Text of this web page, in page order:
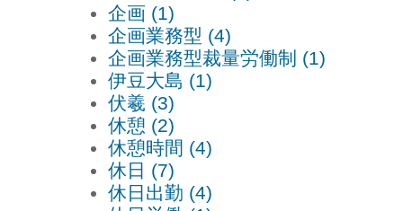
企画 (1)
企画業務型 (4)
企画業務型裁量労働制 (1)
伊豆大島 (1)
伏羲 (3)
休憩 (2)
休憩時間 (4)
休日 (7)
休日出勤 (4)